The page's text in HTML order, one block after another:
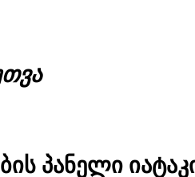
პანელი